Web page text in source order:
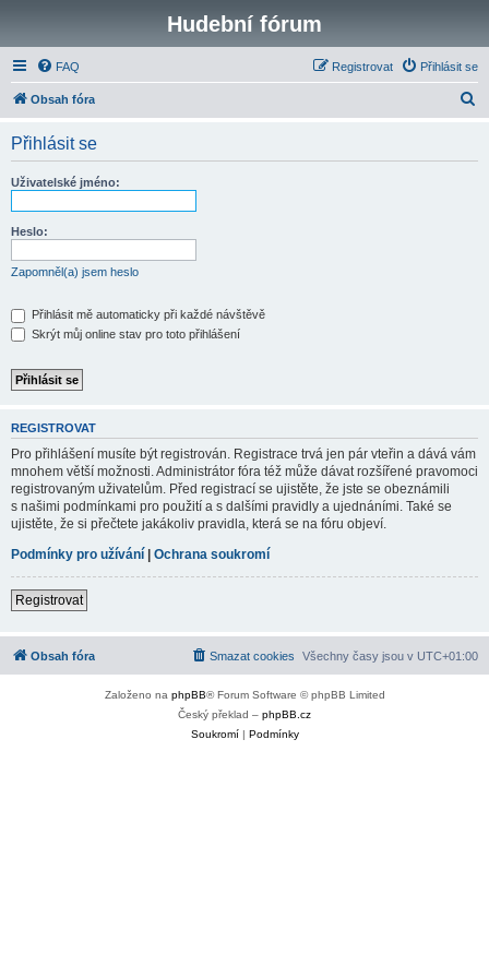
Hudební fórum
FAQ Přihlásit se
Registrovat
Obsah fóra
Přihlásit se
Uživatelské jméno:
Heslo:
Zapomněl(a) jsem heslo
Přihlásit mě automaticky při každé návštěvě
Skrýt můj online stav pro toto přihlášení
REGISTROVAT
Pro přihlášení musíte být registrován. Registrace trvá jen pár vteřin a dává vám
mnohem větší možnosti. Administrátor fóra též může dávat rozšířené pravomoci
registrovaným uživatelům. Před registrací se ujistěte, že jste se obeznámili
s našimi podmínkami pro použití a s dalšími pravidly a ujednáními. Také se
ujistěte, že si přečtete jakákoliv pravidla, která se na fóru objeví.
Podmínky pro užívání | Ochrana soukromí
Registrovat
Obsah fóra Všechny časy jsou v UTC+01:00
Smazat cookies
Založeno na phpBB® Forum Software © phpBB Limited
Český překlad – phpBB.cz
Soukromí| Podmínky